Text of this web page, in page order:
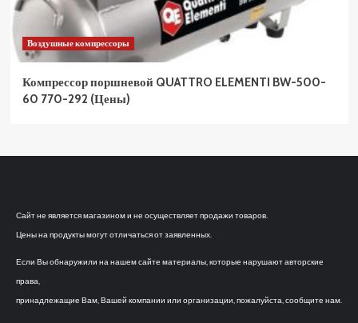
Воздушные компрессоры
Компрессор поршневой QUATTRO ELEMENTI BW-500-
60 770-292 (Цены)
Сайт не является магазином и не осуществляет продажи товаров.
Цены на продукты могут отличаться от заявленных.
Если Вы обнаружили на нашем сайте материалы, которые нарушают авторские
права,
принадлежащие Вам, Вашей компании или организации, пожалуйста, сообщите нам.